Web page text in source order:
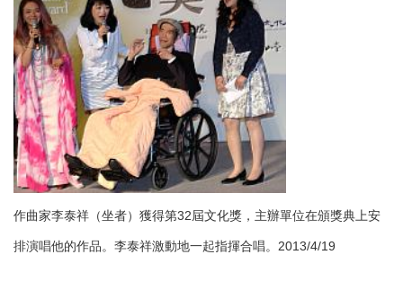
作曲家李泰祥（坐者）獲得第32屆文化獎，主辦單位在頒獎典上安
排演唱他的作品。李泰祥激動地一起指揮合唱。2013/4/19